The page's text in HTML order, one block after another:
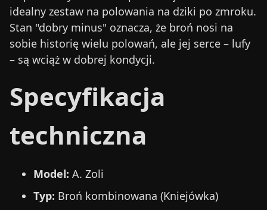
idealny zestaw na polowania na dziki po zmroku.
Stan "dobry minus" oznacza, że broń nosi na
sobie historię wielu polowań, ale jej serce – lufy
– są wciąż w dobrej kondycji.
Specyfikacja
techniczna
Model: A. Zoli
Typ: Broń kombinowana (Kniejówka)